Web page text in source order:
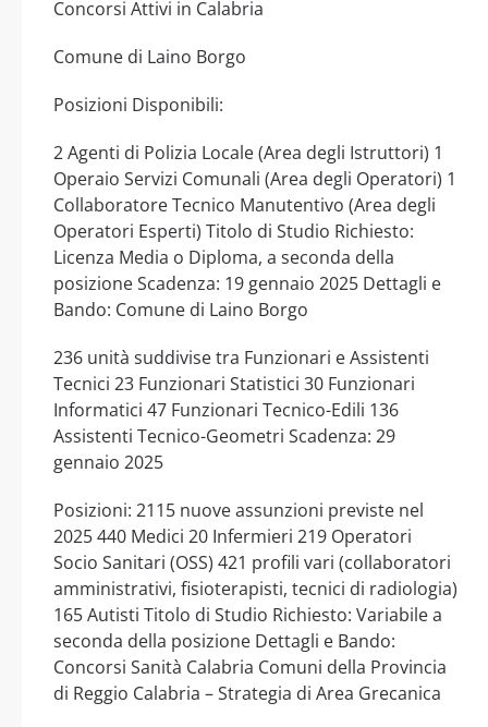
Concorsi Attivi in Calabria
Comune di Laino Borgo
Posizioni Disponibili:
2 Agenti di Polizia Locale (Area degli Istruttori) 1
Operaio Servizi Comunali (Area degli Operatori) 1
Collaboratore Tecnico Manutentivo (Area degli
Operatori Esperti) Titolo di Studio Richiesto:
Licenza Media o Diploma, a seconda della
posizione Scadenza: 19 gennaio 2025 Dettagli e
Bando: Comune di Laino Borgo
236 unità suddivise tra Funzionari e Assistenti
Tecnici 23 Funzionari Statistici 30 Funzionari
Informatici 47 Funzionari Tecnico-Edili 136
Assistenti Tecnico-Geometri Scadenza: 29
gennaio 2025
Posizioni: 2115 nuove assunzioni previste nel
2025 440 Medici 20 Infermieri 219 Operatori
Socio Sanitari (OSS) 421 profili vari (collaboratori
amministrativi, fisioterapisti, tecnici di radiologia)
165 Autisti Titolo di Studio Richiesto: Variabile a
seconda della posizione Dettagli e Bando:
Concorsi Sanità Calabria Comuni della Provincia
di Reggio Calabria – Strategia di Area Grecanica